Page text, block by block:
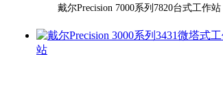
戴尔Precision 7000系列7820台式工作站